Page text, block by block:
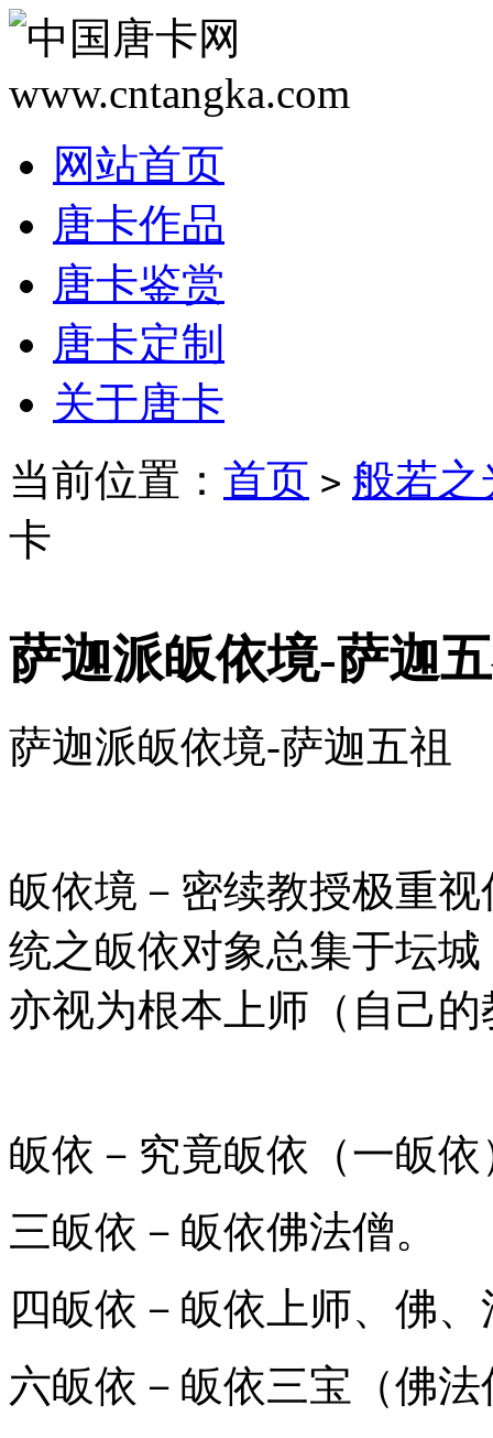
网站首页
唐卡作品
唐卡鉴赏
唐卡定制
关于唐卡
当前位置： 首页 > 般若之
卡
萨迦派皈依境-萨迦
萨迦派皈依境-萨迦五祖
皈依境－密续教授极重
统之皈依对象总集于坛
亦视为根本上师（自己
皈依－究竟皈依（一皈依
三皈依－皈依佛法僧。
四皈依－皈依上师、佛
六皈依－皈依三宝（佛